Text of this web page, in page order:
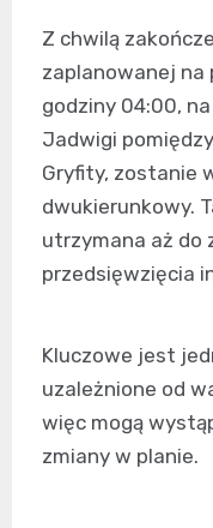
Z chwilą
zaplanowanej na
godziny 04:00,
Jadwigi
Gryfity, zostanie
dwukierunkowy.
utrzymana aż do
przedsięwzięcia
Kluczowe jest
uzależnione od
więc mogą
zmiany w planie.